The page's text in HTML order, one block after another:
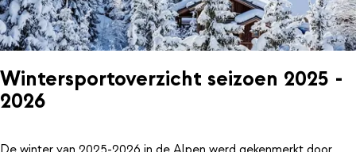
Wintersportoverzicht seizoen 2025 -
2026